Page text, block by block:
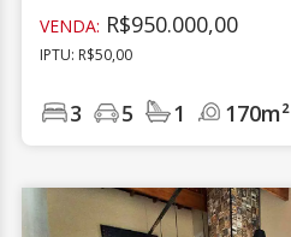
VENDA: R$950.000,00
IPTU: R$50,00
3 5 1 170m²